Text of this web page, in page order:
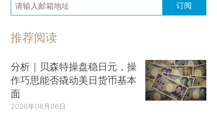
订阅
推荐阅读
分析｜贝森特操盘稳日元，操
作巧思能否撬动美日货币基本
面
2026年08月06日